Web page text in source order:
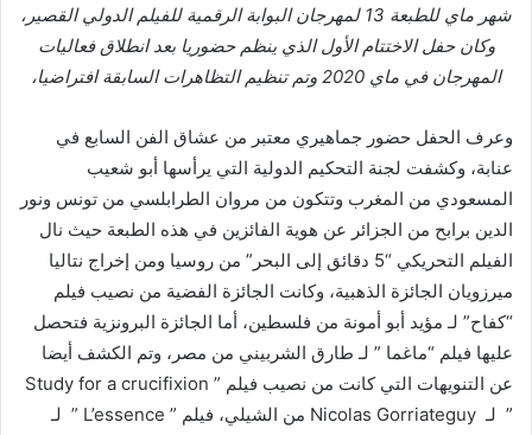
شهر ماي للطبعة 13 لمهرجان البوابة الرقمية للفيلم الدولي القصير،
وكان حفل الاختتام الأول الذي ينظم حضوريا بعد انطلاق فعاليات
المهرجان في ماي 2020 وتم تنظيم التظاهرات السابقة افتراضيا،
وعرف الحفل حضور جماهيري معتبر من عشاق الفن السابع في
عنابة، وكشفت لجنة التحكيم الدولية التي يرأسها أبو شعيب
المسعودي من المغرب وتتكون من مروان الطرابلسي من تونس ونور
الدين برابح من الجزائر عن هوية الفائزين في هذه الطبعة حيث نال
الفيلم التحريكي “5 دقائق إلى البحر” من روسيا ومن إخراج نتاليا
ميرزويان الجائزة الذهبية، وكانت الجائزة الفضية من نصيب فيلم
“كفاح” لـ مؤيد أبو أمونة من فلسطين، أما الجائزة البرونزية فتحصل
عليها فيلم “ماغما ” لـ طارق الشربيني من مصر، وتم الكشف أيضا
عن التنويهات التي كانت من نصيب فيلم ” Study for a crucifixion
” لـ Nicolas Gorriateguy من الشيلي، فيلم ” L’essence ” لـ